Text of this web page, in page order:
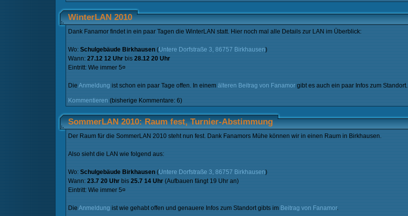
WinterLAN 2010
Dank Fanamor findet in ein paar Tagen die WinterLAN statt. Hier noch mal alle Details zur LAN im Überblick:
Wo: Schulgebäude Birkhausen (Untere Dorfstraße 3, 86757 Birkhausen)
Wann: 27.12 12 Uhr bis 28.12 20 Uhr
Eintritt: Wie immer 5¤
Die Anmeldung ist schon ein paar Tage offen. In einem älteren Beitrag von Fanamor gibt es auch ein paar Infos zum Standort.
Kommentieren (bisherige Kommentare: 6)
SommerLAN 2010: Raum fest, Turnier-Abstimmung
Der Raum für die SommerLAN 2010 steht nun fest. Dank Fanamors Mühe können wir in einen Raum in Birkhausen.
Also sieht die LAN wie folgend aus:
Wo: Schulgebäude Birkhausen (Untere Dorfstraße 3, 86757 Birkhausen)
Wann: 23.7 20 Uhr bis 25.7 14 Uhr (Aufbauen fängt 19 Uhr an)
Eintritt: Wie immer 5¤
Die Anmeldung ist wie gehabt offen und genauere Infos zum Standort gibts im Beitrag von Fanamor.